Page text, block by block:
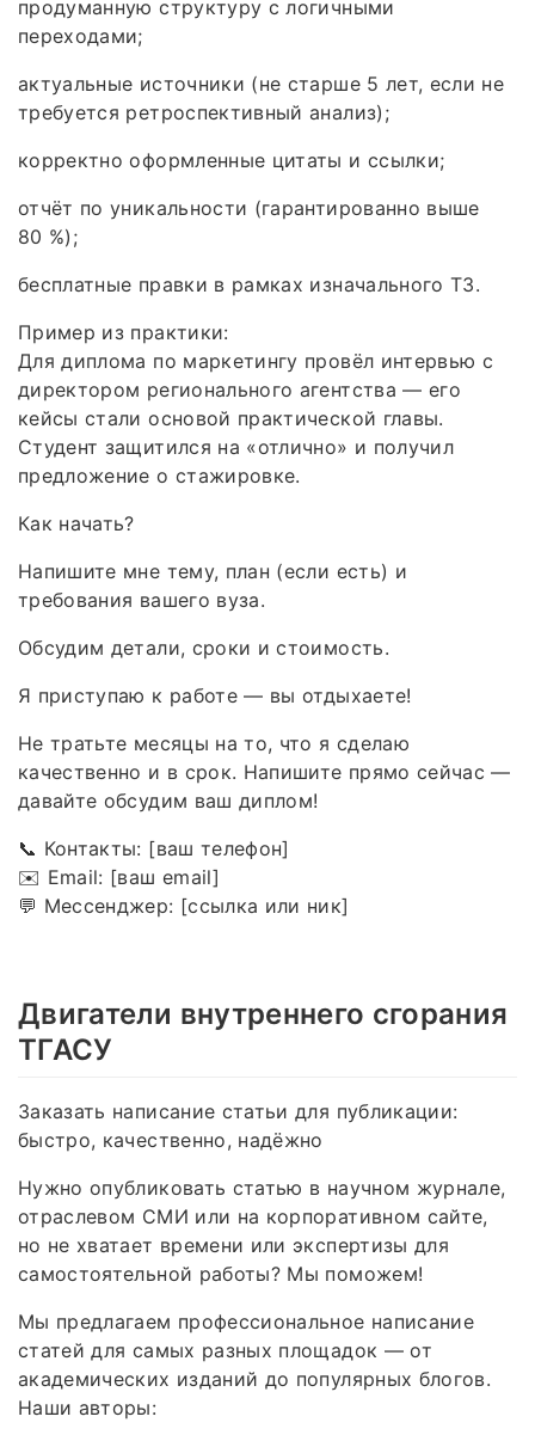
продуманную структуру с логичными
переходами;
актуальные источники (не старше 5 лет, если не
требуется ретроспективный анализ);
корректно оформленные цитаты и ссылки;
отчёт по уникальности (гарантированно выше
80 %);
бесплатные правки в рамках изначального ТЗ.
Пример из практики:
Для диплома по маркетингу провёл интервью с
директором регионального агентства — его
кейсы стали основой практической главы.
Студент защитился на «отлично» и получил
предложение о стажировке.
Как начать?
Напишите мне тему, план (если есть) и
требования вашего вуза.
Обсудим детали, сроки и стоимость.
Я приступаю к работе — вы отдыхаете!
Не тратьте месяцы на то, что я сделаю
качественно и в срок. Напишите прямо сейчас —
давайте обсудим ваш диплом!
📞 Контакты: [ваш телефон]
✉️ Email: [ваш email]
💬 Мессенджер: [ссылка или ник]
Двигатели внутреннего сгорания
ТГАСУ
Заказать написание статьи для публикации:
быстро, качественно, надёжно
Нужно опубликовать статью в научном журнале,
отраслевом СМИ или на корпоративном сайте,
но не хватает времени или экспертизы для
самостоятельной работы? Мы поможем!
Мы предлагаем профессиональное написание
статей для самых разных площадок — от
академических изданий до популярных блогов.
Наши авторы: